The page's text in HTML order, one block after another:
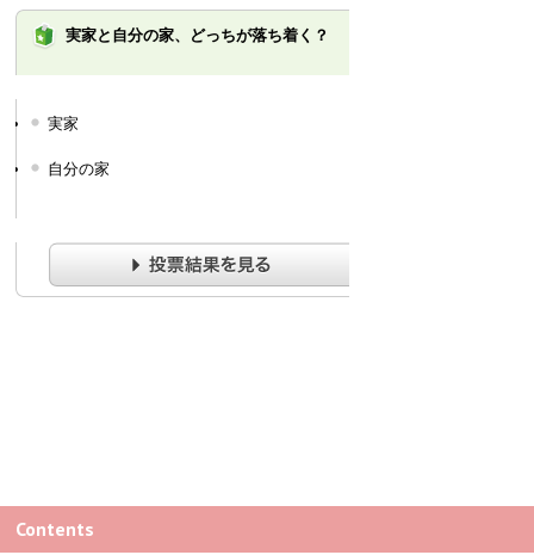
実家と自分の家、どっちが落ち着く？
実家
自分の家
Contents